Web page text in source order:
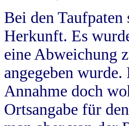
Bei den
Herkunft. Es
eine Abweichung
angegeben
Annahme doch
Ortsangabe für